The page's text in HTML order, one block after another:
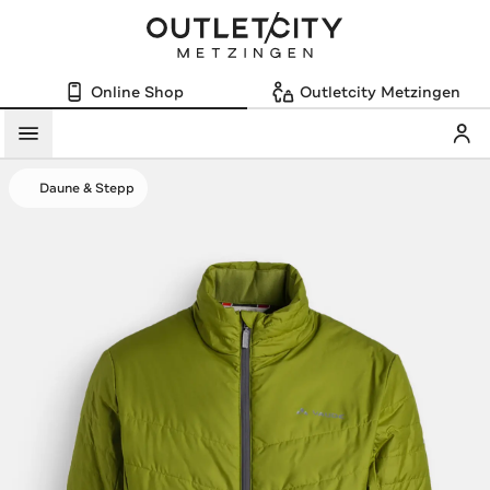
Online Shop Outletcity Metzingen
Menü
Daune & Stepp